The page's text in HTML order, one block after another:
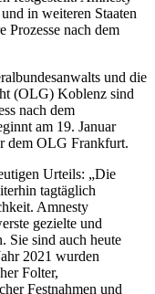
in weiteren Staaten
Prozesse nach dem
und die
(OLG) Koblenz sind
nach dem
am 19. Januar
dem OLG Frankfurt.
Urteils: „Die
tagtäglich
Amnesty
gezielte und
Sie sind auch heute
2021 wurden
Folter,
Festnahmen und